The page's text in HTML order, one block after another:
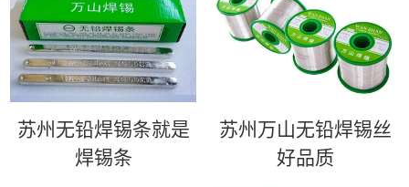
苏州无铅焊锡条就是
焊锡条
苏州万山无铅焊锡丝
好品质